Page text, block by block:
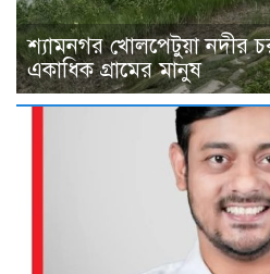
শ্যামনগর খোলপেটুয়া নদীর
একাধিক গ্রামের মানুষ